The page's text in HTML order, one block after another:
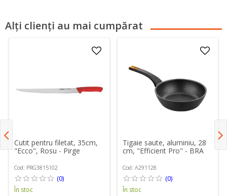
Alți clienți au mai cumpărat
Cutit pentru filetat, 35cm,
"Ecco", Rosu - Pirge
Cod: PRG3815102
(0)
În stoc
Tigaie saute, aluminiu, 28
cm, "Efficient Pro" - BRA
Cod: A291128
(0)
În stoc